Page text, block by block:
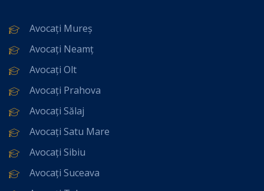
Avocați Mureș
Avocați Neamț
Avocați Olt
Avocați Prahova
Avocați Sălaj
Avocați Satu Mare
Avocați Sibiu
Avocați Suceava